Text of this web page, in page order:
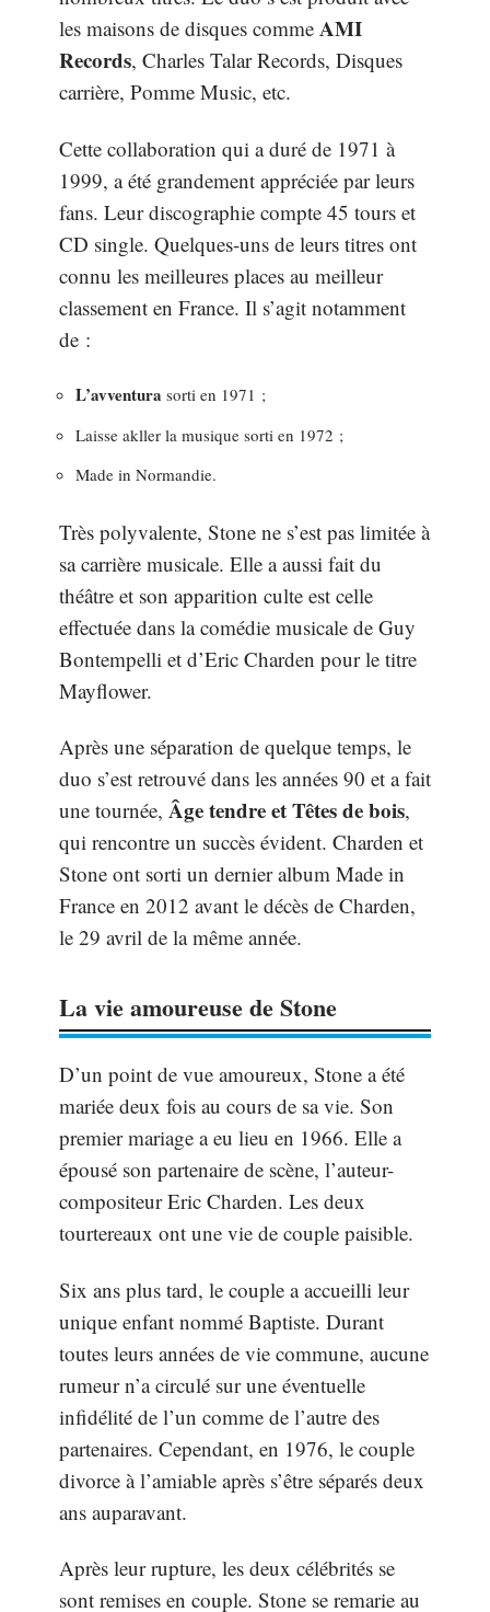
les maisons de disques comme AMI
Records, Charles Talar Records, Disques
carrière, Pomme Music, etc.
Cette collaboration qui a duré de 1971 à
1999, a été grandement appréciée par leurs
fans. Leur discographie compte 45 tours et
CD single. Quelques-uns de leurs titres ont
connu les meilleures places au meilleur
classement en France. Il s’agit notamment
de :
L’avventura sorti en 1971 ;
Laisse akller la musique sorti en 1972 ;
Made in Normandie.
Très polyvalente, Stone ne s’est pas limitée à
sa carrière musicale. Elle a aussi fait du
théâtre et son apparition culte est celle
effectuée dans la comédie musicale de Guy
Bontempelli et d’Eric Charden pour le titre
Mayflower.
Après une séparation de quelque temps, le
duo s’est retrouvé dans les années 90 et a fait
une tournée, Âge tendre et Têtes de bois,
qui rencontre un succès évident. Charden et
Stone ont sorti un dernier album Made in
France en 2012 avant le décès de Charden,
le 29 avril de la même année.
La vie amoureuse de Stone
D’un point de vue amoureux, Stone a été
mariée deux fois au cours de sa vie. Son
premier mariage a eu lieu en 1966. Elle a
épousé son partenaire de scène, l’auteur-
compositeur Eric Charden. Les deux
tourtereaux ont une vie de couple paisible.
Six ans plus tard, le couple a accueilli leur
unique enfant nommé Baptiste. Durant
toutes leurs années de vie commune, aucune
rumeur n’a circulé sur une éventuelle
infidélité de l’un comme de l’autre des
partenaires. Cependant, en 1976, le couple
divorce à l’amiable après s’être séparés deux
ans auparavant.
Après leur rupture, les deux célébrités se
sont remises en couple. Stone se remarie au